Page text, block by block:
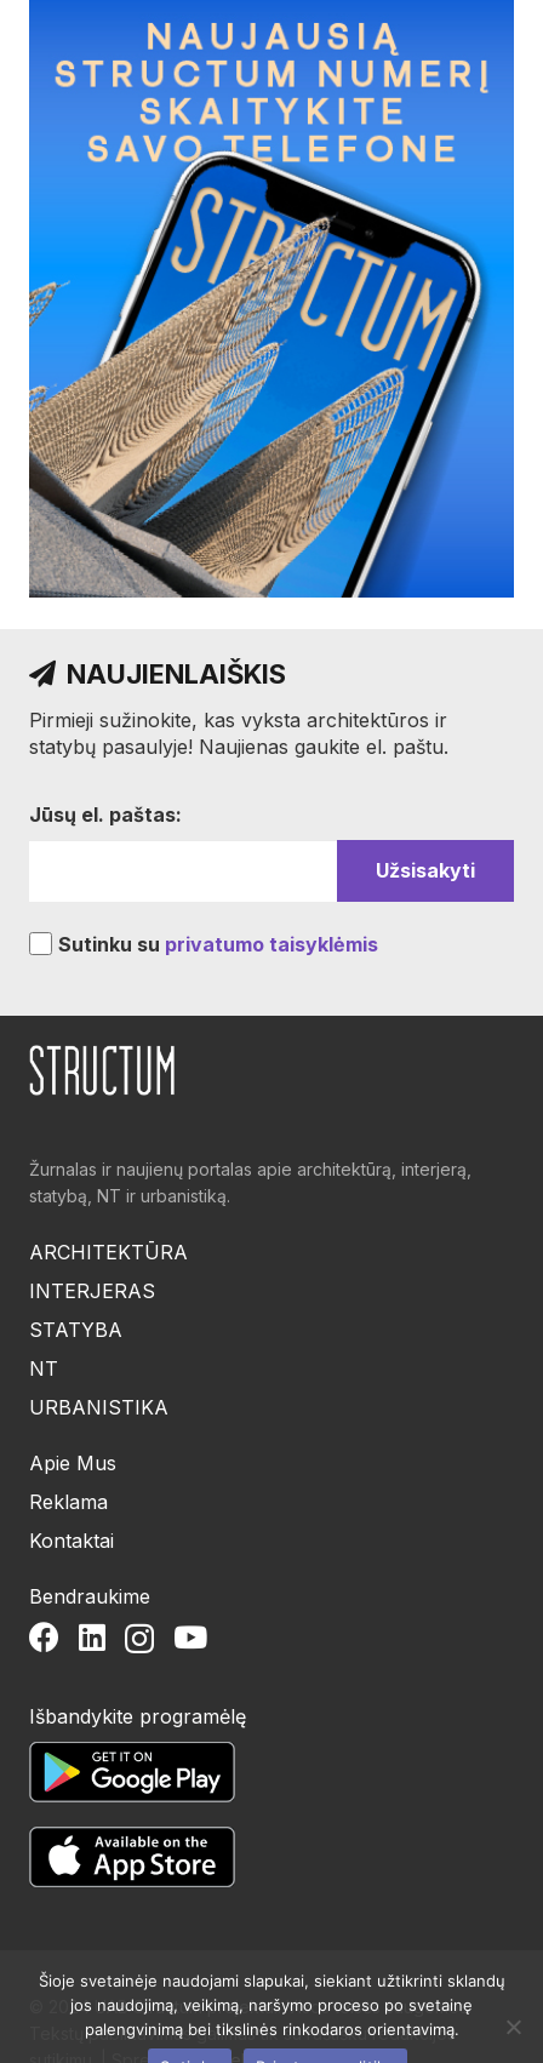
NAUJIENLAIŠKIS
Pirmieji sužinokite, kas vyksta architektūros ir
statybų pasaulyje! Naujienas gaukite el. paštu.
Jūsų el. paštas:
Sutinku su privatumo taisyklėmis
Žurnalas ir naujienų portalas apie architektūrą, interjerą,
statybą, NT ir urbanistiką.
ARCHITEKTŪRA
INTERJERAS
STATYBA
NT
URBANISTIKA
Apie Mus
Reklama
Kontaktai
Bendraukime
Išbandykite programėlę
© 2024 UAB Structum projektai. Visos teisės saugomos.
Tekstų publikavimas galimas tik su raštišku redakcijos
Šioje svetainėje naudojami slapukai, siekiant užtikrinti sklandų
jos naudojimą, veikimą, naršymo proceso po svetainę
palengvinimą bei tikslinės rinkodaros orientavimą.